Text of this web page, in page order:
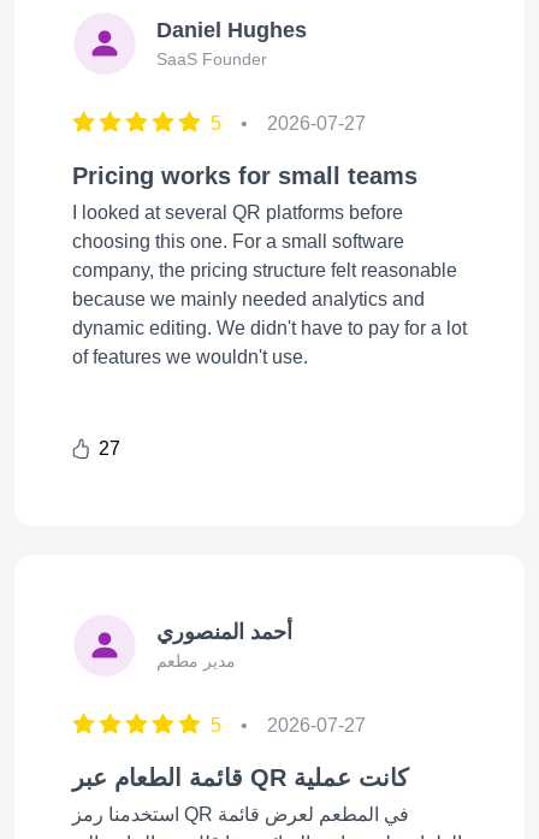
Daniel Hughes
SaaS Founder
5 • 2026-07-27
Pricing works for small teams
I looked at several QR platforms before
choosing this one. For a small software
company, the pricing structure felt reasonable
because we mainly needed analytics and
dynamic editing. We didn't have to pay for a lot
of features we wouldn't use.
27
أحمد المنصوري
مدير مطعم
5 • 2026-07-27
قائمة الطعام عبر QR كانت عملية
استخدمنا رمز QR في المطعم لعرض قائمة